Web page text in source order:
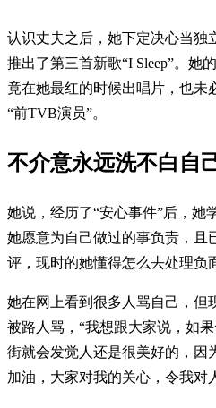
认识丈夫之后，她下定决心当独
推出了第三首新歌“I Sleep”。她
竟在她最红的时候出唱片，也未
“前TVB演员”。
不介意永远洗不白自
她说，经历了“安心事件”后，她
她愿意为自己做过的事负责，且
评，现时的她懂得怎么去处理负
她在网上看到很多人骂自己，但
被路人骂，“我想跟大家说，如
街就会发觉人还是很美好的，因
加油，大家对我的关心，令我对